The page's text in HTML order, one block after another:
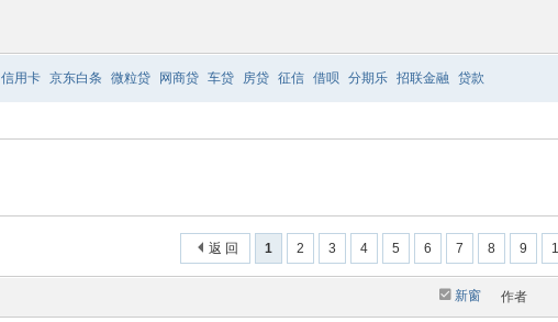
信用卡 京东白条 微粒贷 网商贷 车贷 房贷 征信 借呗 分期乐 招联金融 贷款
1 2 3 4 5 6 7 8 9
返 回
新窗 作者